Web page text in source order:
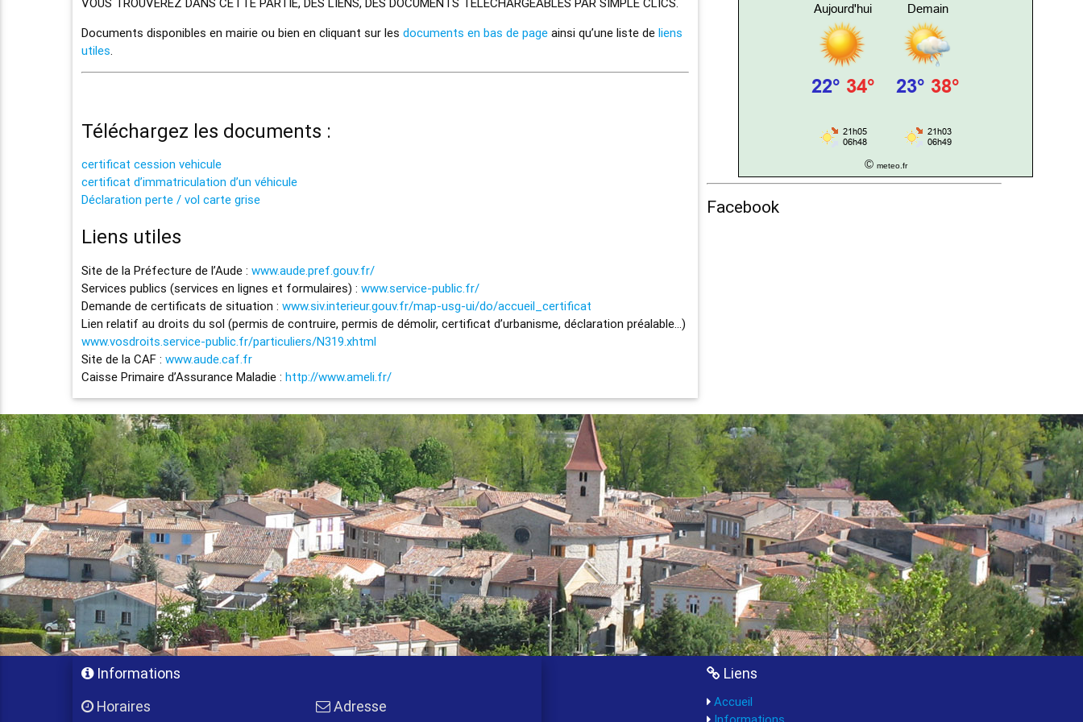
Documents disponibles en mairie ou bien en cliquant sur les documents en bas de pageainsi qu’une liste de liens
utiles.
Téléchargez les documents :
certificat cession vehicule
certificat d’immatriculation d’un véhicule
Déclaration perte / vol carte grise
Liens utiles
Site de la Préfecture de l’Aude : www.aude.pref.gouv.fr/
Services publics (services en lignes et formulaires) : www.service-public.fr/
Demande de certificats de situation : www.siv.interieur.gouv.fr/map-usg-ui/do/accueil_certificat
Lien relatif au droits du sol (permis de contruire, permis de démolir, certificat d’urbanisme, déclaration préalable…)
www.vosdroits.service-public.fr/particuliers/N319.xhtml
Site de la CAF : www.aude.caf.fr
Caisse Primaire d’Assurance Maladie : http://www.ameli.fr/
© meteo.fr
Facebook
Informations
Horaires
Adresse
Liens
Accueil